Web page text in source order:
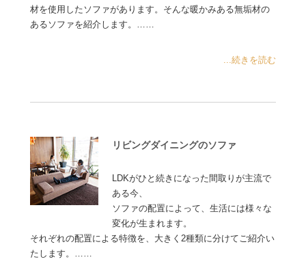
材を使用したソファがあります。そんな暖かみある無垢材の
あるソファを紹介します。……
...続きを読む
リビングダイニングのソファ
LDKがひと続きになった間取りが主流で
ある今、
ソファの配置によって、生活には様々な
変化が生まれます。
それぞれの配置による特徴を、大きく2種類に分けてご紹介い
たします。……